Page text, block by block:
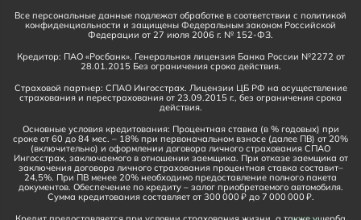
Все персональные данные подлежат обработке в соответствии с политикой
конфиденциальности и защищены Федеральным законом Российской
Федерации от 27 июля 2006 г. № 152-ФЗ.
Кредитор: ПАО «Росбанк». Генеральная лицензия Банка России №2272 от
28.01.2015 Без ограничения срока действия.
Страховой партнер: СПАО Ингосстрах. Лицензии ЦБ РФ на осуществление
страхования и перестрахования от 23.09.2015 г., без ограничения срока
действия.
Основные условия кредитования: Процентная ставка (в % годовых) при
сроке от 60 до 84 мес. – 18% при первоначальном взносе (далее ПВ) от 20%
(включительно) и оформлении договора личного страхования СПАО
Ингосстрах, заключаемого в отношении заемщика. При отказе заемщика от
заключения договора личного страхования процентная ставка составит–
24,5%. При ПВ менее 20% необходимо предоставление полного пакета
документов. Обеспечение по кредиту – залог приобретаемого автомобиля.
Сумма кредитования составляет от 300 000 ₽ до 7 000 000 ₽.